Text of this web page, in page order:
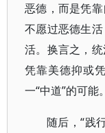
恶德，而是凭
不愿过恶德生
活。换言之，
凭靠美德抑或
一“中道”的可能。
随后，“践